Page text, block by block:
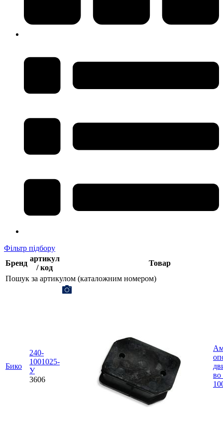
Фільтр підбору
Бренд
артикул
/ код
Товар
Пошук за артикулом (каталожним номером)
Бико
240-
1001025-
У
3606
во